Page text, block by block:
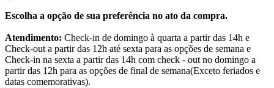
Escolha a opção de sua preferência no ato da compra.
Atendimento: Check-in de domingo à quarta a partir das 14h e
Check-out a partir das 12h até sexta para as opções de semana e
Check-in na sexta a partir das 14h com check - out no domingo a
partir das 12h para as opções de final de semana(Exceto feriados e
datas comemorativas).